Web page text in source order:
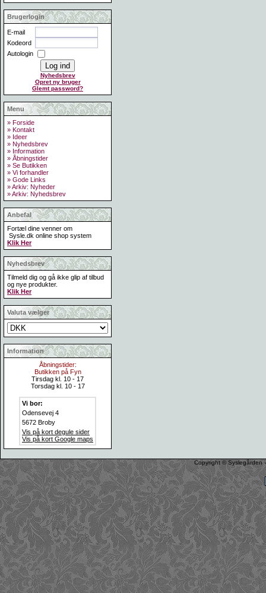
Brugerlogin
E-mail
Kodeord
Autologin
Nyhedsbrev
Opret ny bruger
Glemt password?
Menu
» Forside
» Kontakt
» Ideer
» Nyhedsbrev
» Information
» Åbningstider
» Se Butikken
» Vi forhandler
» Gode Links
» Arkiv: Nyheder
» Arkiv: Nyhedsbrev
Anbefal
Fortæl dine venner om
Sysle.dk online shop system
Klik Her
Nyhedsbrev
Tilmeld dig og gå ikke glip af tilbud
og nye produkter.
Klik Her
Valuta vælger
Information
Åbningstider:
Butikken på Fyn
Tirsdag kl. 10 - 17
Torsdag kl. 10 - 17
Vi bor:
Odensevej 4
5672 Broby
Vis på kort degule sider
Vis på kort Google maps
Copyright © Syslegården